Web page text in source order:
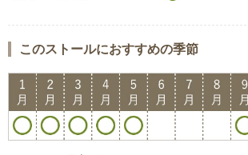
このストールにおすすめの季節